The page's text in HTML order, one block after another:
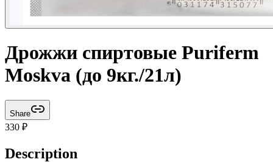
Дрожжи спиртовые Puriferm
Moskva (до 9кг./21л)
Share
330 ₽
Description